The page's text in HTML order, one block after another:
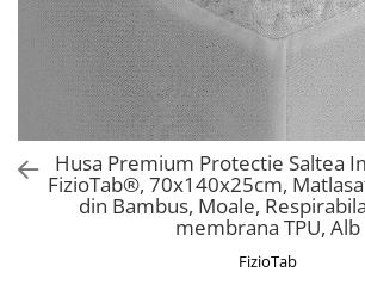
Husa protectie scaun auto
Suporti uscare biberoane
Suporti pahar carucior
Bile baie copii
Vesela copii
Husa Premium Protectie Saltea
FizioTab®, 70x140x25cm,
din Bambus, Moale,
membrana TPU, Alb
FizioTab